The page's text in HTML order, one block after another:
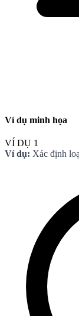
Ví dụ minh họa
VÍ DỤ 1
Ví dụ: Xác định